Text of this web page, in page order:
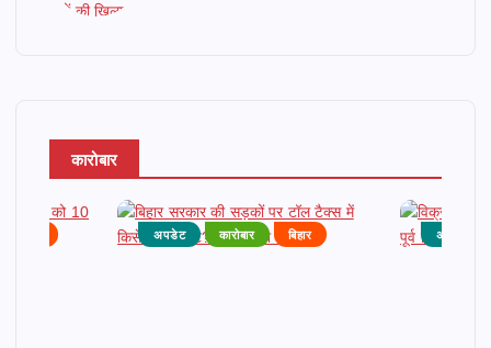
कारोबार
अपडेट कारोबार बिहार अपडेट